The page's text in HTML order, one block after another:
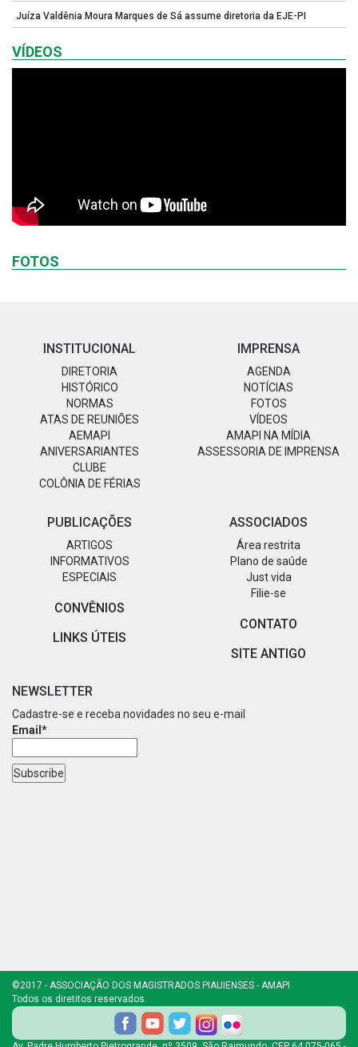
Juíza Valdênia Moura Marques de Sá assume diretoria da EJE-PI
VÍDEOS
FOTOS
INSTITUCIONAL
DIRETORIA
HISTÓRICO
NORMAS
ATAS DE REUNIÕES
AEMAPI
ANIVERSARIANTES
CLUBE
COLÔNIA DE FÉRIAS
IMPRENSA
AGENDA
NOTÍCIAS
FOTOS
VÍDEOS
AMAPI NA MÍDIA
ASSESSORIA DE IMPRENSA
PUBLICAÇÕES
ARTIGOS
INFORMATIVOS
ESPECIAIS
CONVÊNIOS
LINKS ÚTEIS
ASSOCIADOS
Área restrita
Plano de saúde
Just vida
Filie-se
CONTATO
SITE ANTIGO
NEWSLETTER
Cadastre-se e receba novidades no seu e-mail
Email*
©2017 - ASSOCIAÇÃO DOS MAGISTRADOS PIAUIENSES - AMAPI
Todos os diretitos reservados.